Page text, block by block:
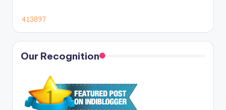
Our Recognition